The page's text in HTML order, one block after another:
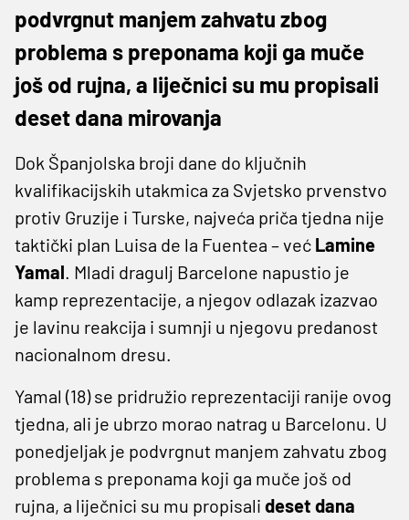
podvrgnut manjem zahvatu zbog
problema s preponama koji ga muče
još od rujna, a liječnici su mu propisali
deset dana mirovanja
Dok Španjolska broji dane do ključnih
kvalifikacijskih utakmica za Svjetsko prvenstvo
protiv Gruzije i Turske, najveća priča tjedna nije
taktički plan Luisa de la Fuentea – već Lamine
Yamal. Mladi dragulj Barcelone napustio je
kamp reprezentacije, a njegov odlazak izazvao
je lavinu reakcija i sumnji u njegovu predanost
nacionalnom dresu.
Yamal (18) se pridružio reprezentaciji ranije ovog
tjedna, ali je ubrzo morao natrag u Barcelonu. U
ponedjeljak je podvrgnut manjem zahvatu zbog
problema s preponama koji ga muče još od
rujna, a liječnici su mu propisali deset dana